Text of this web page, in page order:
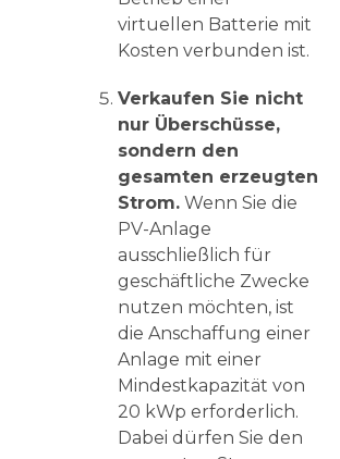
virtuellen Batterie mit
Kosten verbunden ist.
Verkaufen Sie nicht
nur Überschüsse,
sondern den
gesamten erzeugten
Strom. Wenn Sie die
PV-Anlage
ausschließlich für
geschäftliche Zwecke
nutzen möchten, ist
die Anschaffung einer
Anlage mit einer
Mindestkapazität von
20 kWp erforderlich.
Dabei dürfen Sie den